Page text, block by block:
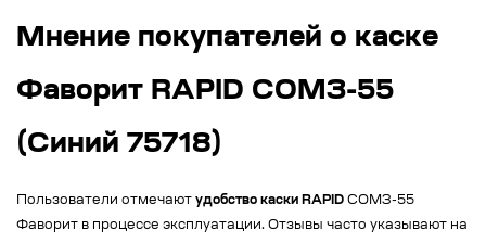
Мнение покупателей о каске
Фаворит RAPID СОМЗ-55
(Синий 75718)
Пользователи отмечают удобство каски RAPID СОМЗ-55
Фаворит в процессе эксплуатации. Отзывы часто указывают на